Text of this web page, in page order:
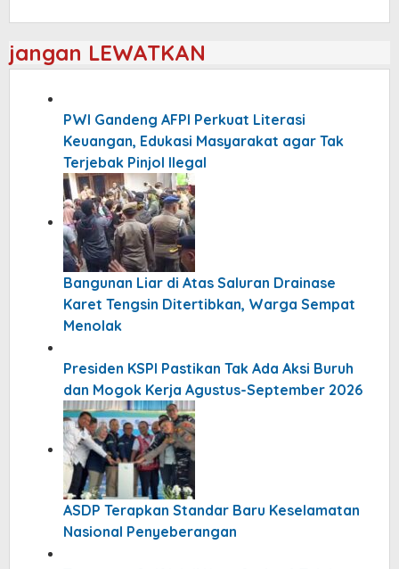
jangan LEWATKAN
PWI Gandeng AFPI Perkuat Literasi
Keuangan, Edukasi Masyarakat agar Tak
Terjebak Pinjol Ilegal
Bangunan Liar di Atas Saluran Drainase
Karet Tengsin Ditertibkan, Warga Sempat
Menolak
Presiden KSPI Pastikan Tak Ada Aksi Buruh
dan Mogok Kerja Agustus-September 2026
ASDP Terapkan Standar Baru Keselamatan
Nasional Penyeberangan